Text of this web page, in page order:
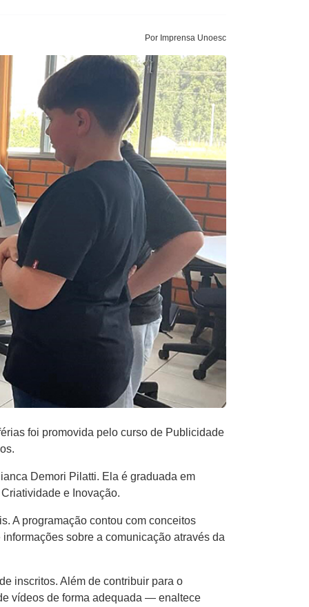
Por Imprensa Unoesc
foi promovida pelo curso de Publicidade
Demori Pilatti. Ela é graduada em
e Inovação.
A programação contou com conceitos
sobre a comunicação através da
inscritos. Além de contribuir para o
vídeos de forma adequada — enaltece